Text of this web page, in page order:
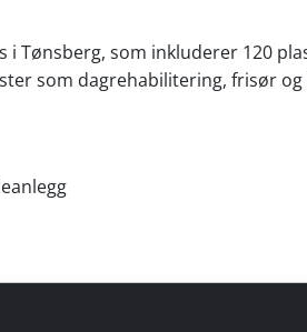
i Tønsberg, som inkluderer 120
som dagrehabilitering, frisør